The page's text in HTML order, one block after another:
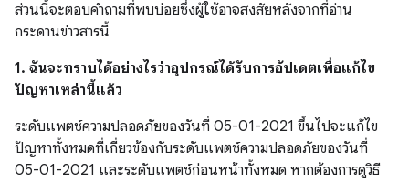
ส่วนนี้จะตอบคำถามที่พบบ่อยซึ่งผู้ใช้อาจสงสัยหลังจากที่อ่าน
กระดานข่าวสารนี้
1. ฉันจะทราบได้อย่างไรว่าอุปกรณ์ได้รับการอัปเดตเพื่อแก้ไข
ปัญหาเหล่านี้แล้ว
ระดับแพตช์ความปลอดภัยของวันที่ 05-01-2021 ขึ้นไปจะแก้ไข
ปัญหาทั้งหมดที่เกี่ยวข้องกับระดับแพตช์ความปลอดภัยของวันที่
05-01-2021 และระดับแพตช์ก่อนหน้าทั้งหมด หากต้องการดูวิธี